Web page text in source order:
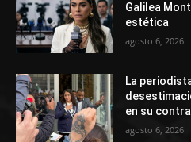
Galilea
estética
agosto 6, 2026
La
en su contra
agosto 6, 2026